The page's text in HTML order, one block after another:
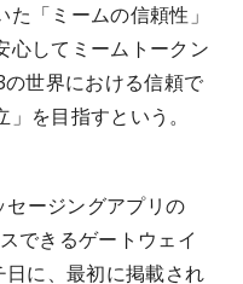
「ミームの信頼性」
心してミームトークン
世界における信頼で
を目指すという。
ージングアプリの
できるゲートウェイ
日に、最初に掲載され